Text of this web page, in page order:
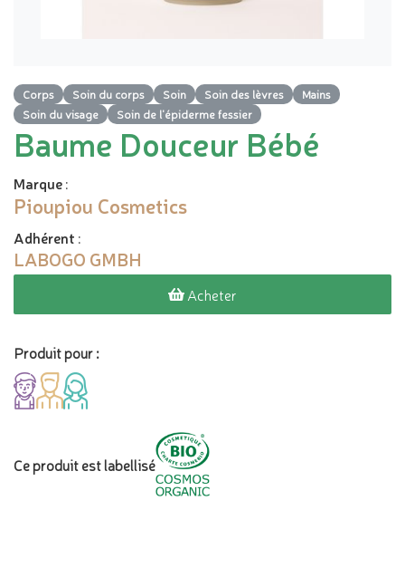
Corps Soin du corps Soin Soin des lèvres
Mains
Soin du visage
Soin de l'épiderme fessier
Baume Douceur Bébé
Marque:
Pioupiou Cosmetics
Adhérent :
LABOGO GMBH
Acheter
Produit pour :
Ce produit est labellisé